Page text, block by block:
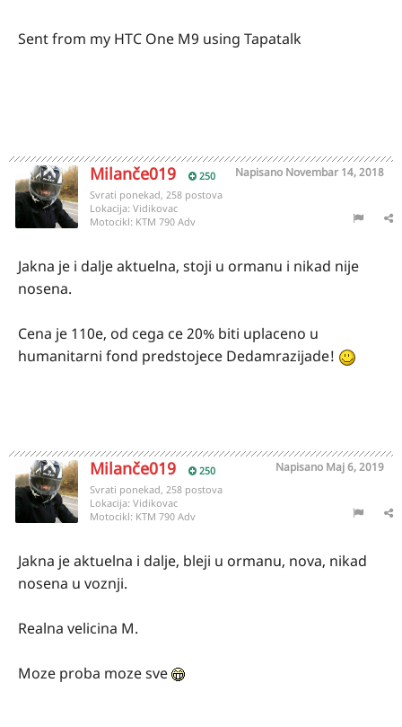
Sent from my HTC One M9 using Tapatalk
Milanče019 250 Napisano Novembar 14, 2018
Svrati ponekad, 258 postova
Lokacija: Vidikovac
Motocikl: KTM 790 Adv
Jakna je i dalje aktuelna, stoji u ormanu i nikad nije
nosena.
Cena je 110e, od cega ce 20% biti uplaceno u
humanitarni fond predstojece Dedamrazijade!
Milanče019 250 Napisano Maj 6, 2019
Svrati ponekad, 258 postova
Lokacija: Vidikovac
Motocikl: KTM 790 Adv
Jakna je aktuelna i dalje, bleji u ormanu, nova, nikad
nosena u voznji.
Realna velicina M.
Moze proba moze sve